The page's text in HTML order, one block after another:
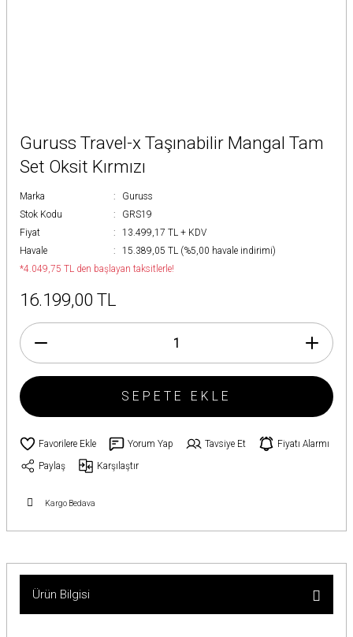
Guruss Travel-x Taşınabilir Mangal Tam
Set Oksit Kırmızı
Marka
Guruss
Stok Kodu
GRS19
Fiyat
13.499,17 TL + KDV
Havale
15.389,05 TL (%5,00 havale indirimi)
*4.049,75 TL den başlayan taksitlerle!
16.199,00 TL
SEPETE EKLE
Yorum Yap Tavsiye Et
Fiyatı Alarmı
Paylaş
Karşılaştır
Kargo Bedava
Ürün Bilgisi